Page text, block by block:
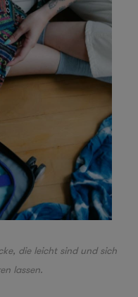
die leicht sind und sich
lassen.